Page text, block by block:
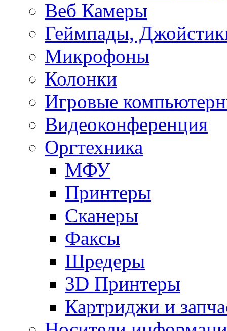
Веб Камеры
Геймпады,
Микрофоны
Колонки
Игровые
Видеоконференция
Оргтехника
МФУ
Принтеры
Сканеры
Факсы
Шредеры
3D Принтеры
Картриджи и